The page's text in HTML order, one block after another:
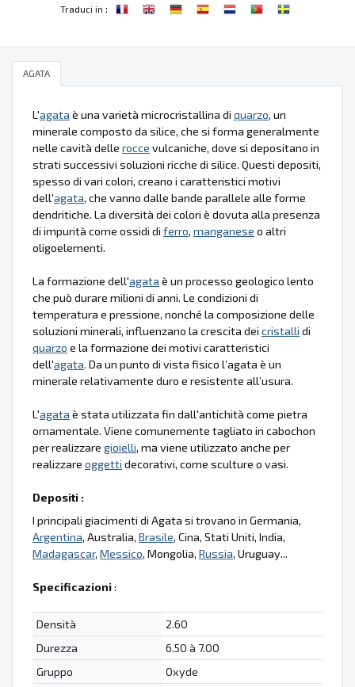
Traduci in :
AGATA
L'agata è una varietà microcristallina di quarzo, un
minerale composto da silice, che si forma generalmente
nelle cavità delle rocce vulcaniche, dove si depositano in
strati successivi soluzioni ricche di silice. Questi depositi,
spesso di vari colori, creano i caratteristici motivi
dell'agata, che vanno dalle bande parallele alle forme
dendritiche. La diversità dei colori è dovuta alla presenza
di impurità come ossidi di ferro, manganese o altri
oligoelementi.
La formazione dell'agata è un processo geologico lento
che può durare milioni di anni. Le condizioni di
temperatura e pressione, nonché la composizione delle
soluzioni minerali, influenzano la crescita dei cristalli di
quarzo e la formazione dei motivi caratteristici
dell'agata. Da un punto di vista fisico l’agata è un
minerale relativamente duro e resistente all’usura.
L'agata è stata utilizzata fin dall'antichità come pietra
ornamentale. Viene comunemente tagliato in cabochon
per realizzare gioielli, ma viene utilizzato anche per
realizzare oggetti decorativi, come sculture o vasi.
Depositi :
I principali giacimenti di Agata si trovano in Germania,
Argentina, Australia, Brasile, Cina, Stati Uniti, India,
Madagascar, Messico, Mongolia, Russia, Uruguay...
Specificazioni:
Densità
2.60
Durezza
6.50 à 7.00
Gruppo
Oxyde